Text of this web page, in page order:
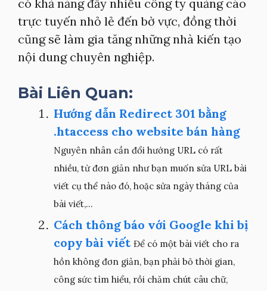
có khả năng đẩy nhiều công ty quảng cáo
trực tuyến nhỏ lẻ đến bờ vực, đồng thời
cũng sẽ làm gia tăng những nhà kiến tạo
nội dung chuyên nghiệp.
Bài Liên Quan:
Hướng dẫn Redirect 301 bằng
.htaccess cho website bán hàng
Nguyên nhân cần đổi hướng URL có rất
nhiều, từ đơn giản như bạn muốn sửa URL bài
viết cụ thể nào đó, hoặc sửa ngày tháng của
bài viết,...
Cách thông báo với Google khi bị
copy bài viết Để có một bài viết cho ra
hồn không đơn giản, bạn phải bỏ thời gian,
công sức tìm hiểu, rồi chăm chút câu chữ,